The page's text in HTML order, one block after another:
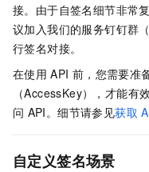
接。由于自签名细节非常
议加入我们的服务钉钉群
行签名对接。
在使用 API 前，您需要准
（AccessKey），才能有
问 API。细节请参见获取
自定义签名场景